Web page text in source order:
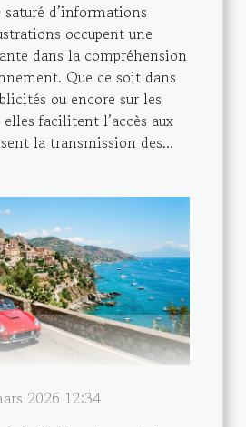
d’informations
occupent une
dans la compréhension
Que ce soit dans
ou encore sur les
elles facilitent l’accès aux
la transmission des...
2026 12:34